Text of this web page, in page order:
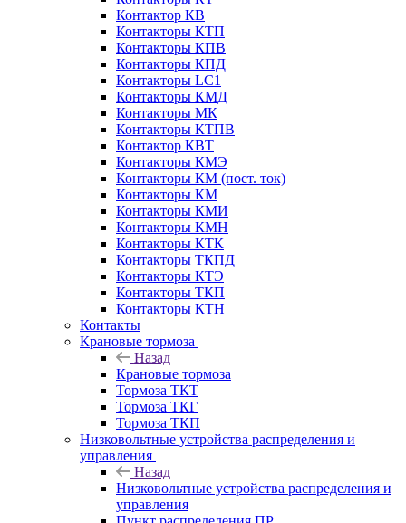
Контактор КВ
Контакторы КТП
Контакторы КПВ
Контакторы КПД
Контакторы LC1
Контакторы КМД
Контакторы МК
Контакторы КТПВ
Контактор КВТ
Контакторы КМЭ
Контакторы КМ (пост. ток)
Контакторы КМ
Контакторы КМИ
Контакторы КМН
Контакторы КТК
Контакторы ТКПД
Контакторы КТЭ
Контакторы ТКП
Контакторы КТН
Контакты
Крановые тормоза
Назад
Крановые тормоза
Тормоза ТКТ
Тормоза ТКГ
Тормоза ТКП
Низковольтные устройства распределения и
управления
Назад
Низковольтные устройства распределения и
управления